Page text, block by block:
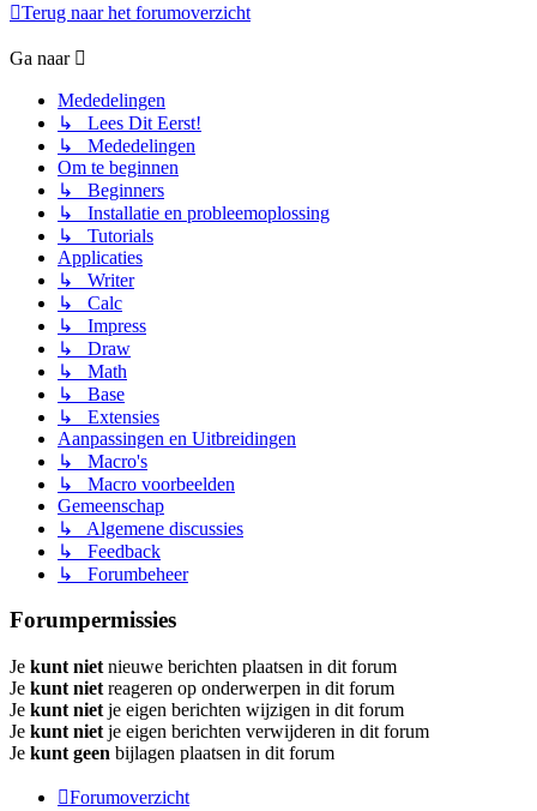
Terug naar het forumoverzicht
Ga naar
Mededelingen
↳ Lees Dit Eerst!
↳ Mededelingen
Om te beginnen
↳ Beginners
↳ Installatie en probleemoplossing
↳ Tutorials
Applicaties
↳ Writer
↳ Calc
↳ Impress
↳ Draw
↳ Math
↳ Base
↳ Extensies
Aanpassingen en Uitbreidingen
↳ Macro's
↳ Macro voorbeelden
Gemeenschap
↳ Algemene discussies
↳ Feedback
↳ Forumbeheer
Forumpermissies
Je kunt niet nieuwe berichten plaatsen in dit forum
Je kunt niet reageren op onderwerpen in dit forum
Je kunt niet je eigen berichten wijzigen in dit forum
Je kunt niet je eigen berichten verwijderen in dit forum
Je kunt geen bijlagen plaatsen in dit forum
Forumoverzicht